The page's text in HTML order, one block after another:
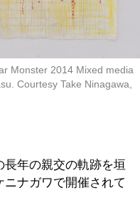
Monster 2014 Mixed media
Courtesy Take Ninagawa,
年の親交の軌跡を垣
ナガワで開催されて